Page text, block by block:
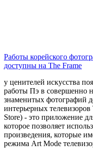
Работы корейского
доступны на The Frame
у ценителей искусства
работы Пэ в совершенно
знаменитых фотографий
интерьерных
Store) - это приложение
которое позволяет
произведения, которые
режима Art Mode